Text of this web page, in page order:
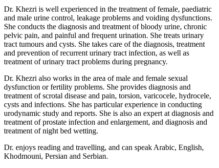
Dr. Khezri is well experienced in the treatment of female, paediatric
and male urine control, leakage problems and voiding dysfunctions.
She conducts the diagnosis and treatment of bloody urine, chronic
pelvic pain, and painful and frequent urination. She treats urinary
tract tumours and cysts. She takes care of the diagnosis, treatment
and prevention of recurrent urinary tract infection, as well as
treatment of urinary tract problems during pregnancy.
Dr. Khezri also works in the area of male and female sexual
dysfunction or fertility problems. She provides diagnosis and
treatment of scrotal disease and pain, torsion, varicocele, hydrocele,
cysts and infections. She has particular experience in conducting
urodynamic study and reports. She is also an expert at diagnosis and
treatment of prostate infection and enlargement, and diagnosis and
treatment of night bed wetting.
Dr. enjoys reading and travelling, and can speak Arabic, English,
Khodmouni, Persian and Serbian.